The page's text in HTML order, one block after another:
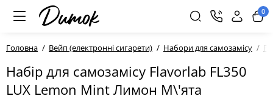
0
Головна Вейп (електронні сигарети) Набори для самозамісу
Набір для самозамісу Flavorlab FL350
LUX Lemon Mint Лимон М\'ята